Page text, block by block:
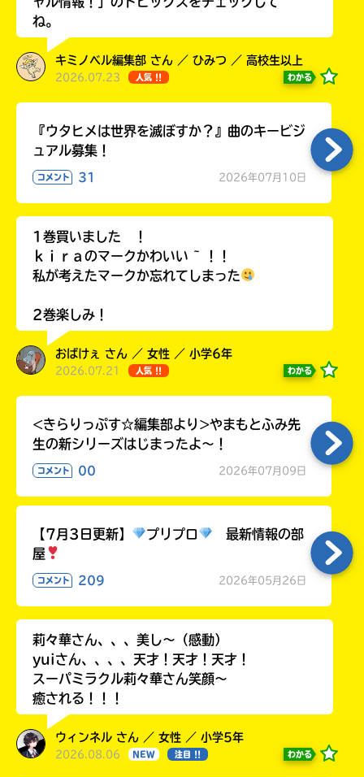
Loading
ね。
キミノベル編集部 さん ／ ひみつ ／ 高校生以上
2026.07.23 人気 !! わかる
『ウタヒメは世界を滅ぼすか？』曲のキービジ
ュアル募集！
コメント 31 2026年07月10日
1巻買いました ！
ｋｉｒａのマークかわいい ~ ！！
私が考えたマークか忘れてしまった
2巻楽しみ！
おばけぇ さん ／ 女性 ／ 小学6年
2026.07.21 人気 !! わかる
<きらりっぷす☆編集部より>やまもとふみ先
生の新シリーズはじまったよ～！
コメント 00 2026年07月09日
【7月3日更新】 プリプロ
最新情報の部
屋
コメント 209 2026年05月26日
莉々華さん、、、美し〜（感動）
yuiさん、、、、天才！天才！天才！
スーパミラクル莉々華さん笑顔〜
癒される！！！
ウィンネル さん ／ 女性 ／ 小学5年
2026.08.06 NEW 注目 !! わかる
入
力
エ
ー
あ
る
一
み
て
ね
る